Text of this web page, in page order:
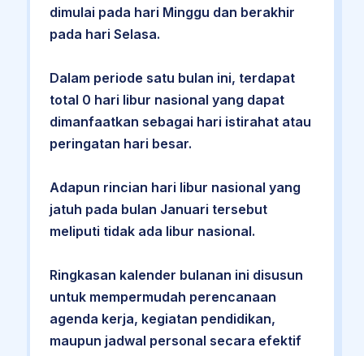
dimulai pada hari Minggu dan berakhir
pada hari Selasa.
Dalam periode satu bulan ini, terdapat
total 0 hari libur nasional yang dapat
dimanfaatkan sebagai hari istirahat atau
peringatan hari besar.
Adapun rincian hari libur nasional yang
jatuh pada bulan Januari tersebut
meliputi tidak ada libur nasional.
Ringkasan kalender bulanan ini disusun
untuk mempermudah perencanaan
agenda kerja, kegiatan pendidikan,
maupun jadwal personal secara efektif